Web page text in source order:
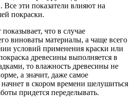
эти показатели влияют на
покраски.
что в случае
виноваты материалы, а чаще всего
условий применения краски или
древесины выполняется в
то влажность древесины не
а значит, даже самое
в скором времени шелушиться
придется переделывать.